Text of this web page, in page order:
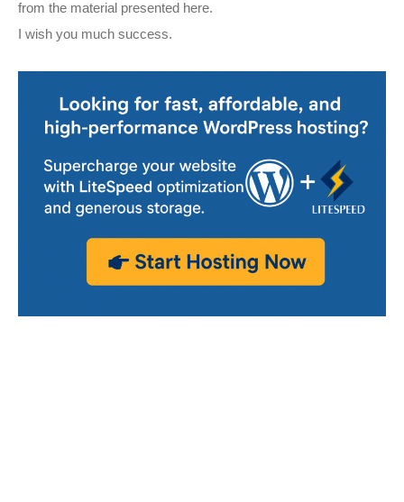
from the material presented here.
I wish you much success.